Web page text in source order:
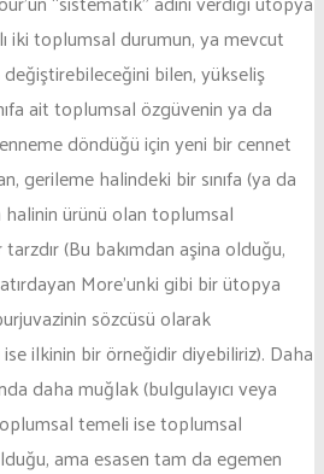
iki toplumsal durumun, ya mevcut
değiştirebileceğini bilen, yükseliş
ait toplumsal özgüvenin ya da
döndüğü için yeni bir cennet
gerileme halindeki bir sınıfa (ya da
halinin ürünü olan toplumsal
(Bu bakımdan aşina olduğu,
More’unki gibi bir ütopya
sözcüsü olarak
ilkinin bir örneğidir diyebiliriz). Daha
daha muğlak (bulgulayıcı veya
temeli ise toplumsal
ama esasen tam da egemen